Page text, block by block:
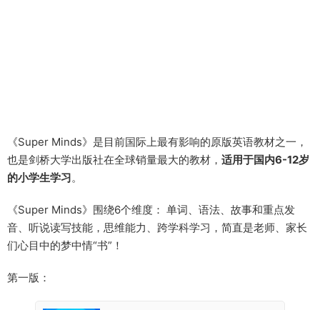
《Super Minds》是目前国际上最有影响的原版英语教材之一，
也是剑桥大学出版社在全球销量最大的教材， 适用于国内6-12岁
的小学生学习。
《Super Minds》围绕6个维度： 单词、语法、故事和重点发
音、听说读写技能，思维能力、跨学科学习，简直是老师、家长
们心目中的梦中情“书”！
第一版：